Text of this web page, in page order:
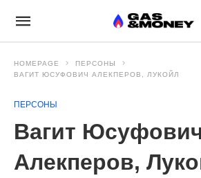
HOMEPAGE
ПЕРСОНЫ
ВАГИТ ЮСУФОВИЧ АЛЕКПЕРОВ, ЛУКОЙЛ
ПЕРСОНЫ
Вагит
Алекперов,